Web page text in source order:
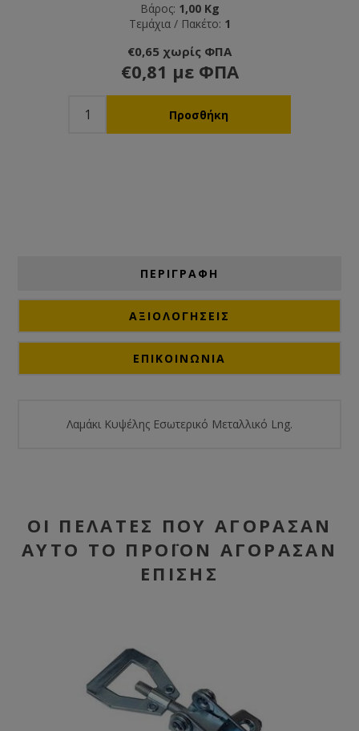
Βάρος: 1,00 Kg
Τεμάχια / Πακέτο: 1
€0,65 χωρίς ΦΠΑ
€0,81 με ΦΠΑ
ΠΕΡΙΓΡΑΦΗ
ΑΞΙΟΛΟΓΉΣΕΙΣ
ΕΠΙΚΟΙΝΩΝΙΑ
Λαμάκι Κυψέλης Εσωτερικό Μεταλλικό Lng.
ΟΙ ΠΕΛΆΤΕΣ ΠΟΥ ΑΓΌΡΑΣΑΝ
ΑΥΤΌ ΤΟ ΠΡΟΪΌΝ ΑΓΌΡΑΣΑΝ
ΕΠΊΣΗΣ